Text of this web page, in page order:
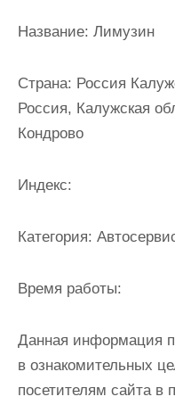
Название: Лимузин
Страна: Россия
Россия, Калужская
Кондрово
Индекс:
Категория:
Время работы:
Данная информация
в ознакомительных
посетителям сайта в